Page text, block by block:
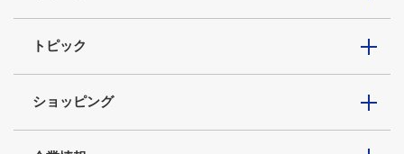
トピック
ショッピング